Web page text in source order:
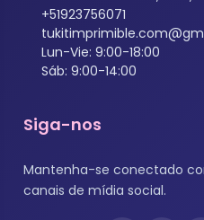
+51923756071
Lun-Vie: 9:00-18:00
Sáb: 9:00-14:00
Siga-nos
Mantenha-se conectado
canais de mídia social.